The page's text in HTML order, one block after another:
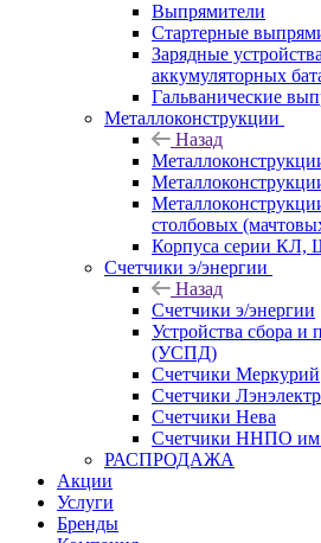
Выпрямители
Стартерные
Зарядные
аккумуляторных
Гальванические
Металлоконструкции
Назад
столбовых
Корпуса серии
Счетчики э/энергии
Назад
Счетчики э/энергии
Устройства сбора и
(УСПД)
Счетчики Меркурий
Счетчики
Счетчики Нева
Счетчики ННПО
РАСПРОДАЖА
Акции
Услуги
Бренды